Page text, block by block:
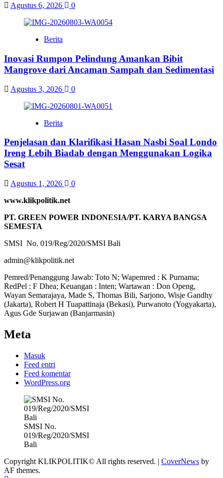
Agustus 6, 2026 0
Berita
Inovasi Rumpon Pelindung Amankan Bibit
Mangrove dari Ancaman Sampah dan Sedimentasi
Agustus 3, 2026 0
Berita
Penjelasan dan Klarifikasi Hasan Nasbi Soal Londo
Ireng Lebih Biadab dengan Menggunakan Logika
Sesat
Agustus 1, 2026
0
www.klikpolitik.net
PT. GREEN POWER INDONESIA/PT. KARYA BANGSA
SEMESTA
SMSI No. 019/Reg/2020/SMSI Bali
admin@klikpolitik.net
Pemred/Penanggung Jawab: Toto N; Wapemred : K Purnama;
RedPel : F Dhea; Keuangan : Inten; Wartawan : Don Openg,
Wayan Semarajaya, Made S, Thomas Bili, Sarjono, Wisje Gandhy
(Jakarta), Robert H Tuapattinaja (Bekasi), Purwanoto (Yogyakarta),
Agus Gde Surjawan (Banjarmasin)
Meta
Masuk
Feed entri
Feed komentar
WordPress.org
SMSI No.
019/Reg/2020/SMSI
Bali
Copyright KLIKPOLITIK© All rights reserved. | CoverNews by
AF themes.